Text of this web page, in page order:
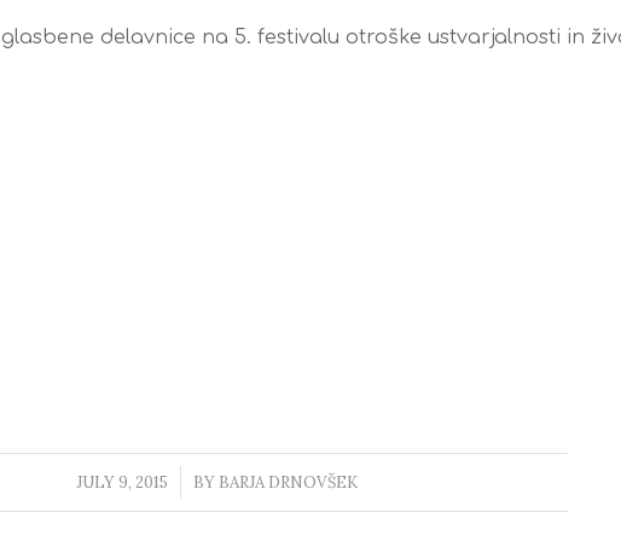
glasbene delavnice na 5. festivalu otroške ustvarjalnosti in
JULY 9, 2015
/ BY BARJA DRNOVŠEK